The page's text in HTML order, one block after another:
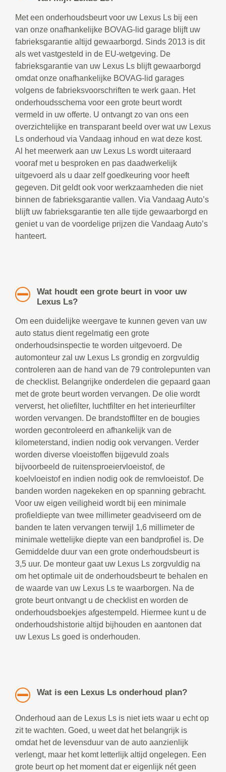
Met een onderhoudsbeurt voor uw Lexus Ls bij een
van onze onafhankelijke BOVAG-lid garage blijft uw
fabrieksgarantie altijd gewaarborgd. Sinds 2013 is dit
als wet vastgesteld in de EU-wetgeving. De
fabrieksgarantie van uw Lexus Ls blijft gewaarborgd
omdat onze onafhankelijke BOVAG-lid garages
volgens de fabrieksvoorschriften te werk gaan. Het
onderhoudsschema voor een grote beurt wordt
vermeld in uw offerte. U ontvangt zo van ons een
overzichtelijke en transparant beeld over wat uw Lexus
Ls onderhoud via Vandaag inhoud en wat deze kost.
Al het meerwerk aan uw Lexus Ls wordt uiteraard
vooraf met u besproken en pas daadwerkelijk
uitgevoerd als u daar zelf goedkeuring voor heeft
gegeven. Dit geldt ook voor werkzaamheden die niet
binnen de fabrieksgarantie vallen. Via Vandaag Auto’s
blijft uw fabrieksgarantie ten alle tijde gewaarborgd en
geniet u van de voordelige prijzen die Vandaag Auto’s
hanteert.
Wat houdt een grote beurt in voor uw
Lexus Ls?
Om een duidelijke weergave te kunnen geven van uw
auto status dient regelmatig een grote
onderhoudsinspectie te worden uitgevoerd. De
automonteur zal uw Lexus Ls grondig en zorgvuldig
controleren aan de hand van de 79 controlepunten van
de checklist. Belangrijke onderdelen die gepaard gaan
met de grote beurt worden vervangen. De olie wordt
ververst, het oliefilter, luchtfilter en het interieurfilter
worden vervangen. De brandstoffilter en de bougies
worden gecontroleerd en afhankelijk van de
kilometerstand, indien nodig ook vervangen. Verder
worden diverse vloeistoffen bijgevuld zoals
bijvoorbeeld de ruitensproeiervloeistof, de
koelvloeistof en indien nodig ook de remvloeistof. De
banden worden nagekeken en op spanning gebracht.
Voor uw eigen veiligheid wordt bij een minimale
profieldiepte van twee millimeter geadviseerd om de
banden te laten vervangen terwijl 1,6 millimeter de
minimale wettelijke diepte van een bandprofiel is. De
Gemiddelde duur van een grote onderhoudsbeurt is
3,5 uur. De monteur gaat uw Lexus Ls zorgvuldig na
om het optimale uit de onderhoudsbeurt te behalen en
de waarde van uw Lexus Ls te waarborgen. Na de
grote beurt ontvangt u de checklist en worden de
onderhoudsboekjes afgestempeld. Hiermee kunt u de
onderhoudshistorie altijd bijhouden en aantonen dat
uw Lexus Ls goed is onderhouden.
Wat is een Lexus Ls onderhoud plan?
Onderhoud aan de Lexus Ls is niet iets waar u echt op
zit te wachten. Goed, u weet dat het belangrijk is
omdat het de levensduur van de auto aanzienlijk
verlengt, maar het komt letterlijk altijd ongelegen. Een
grote beurt op het moment dat er eigenlijk nét geen